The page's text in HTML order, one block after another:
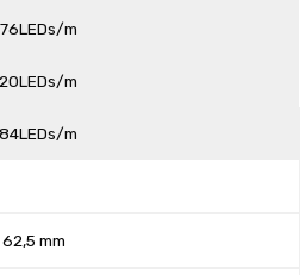
m
m
m
62,5 mm